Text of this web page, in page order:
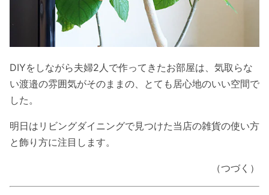
DIYをしながら夫婦2人で作ってきたお部屋は、気取らな
い渡邉の雰囲気がそのままの、とても居心地のいい空間で
した。
明日はリビングダイニングで見つけた当店の雑貨の使い方
と飾り方に注目します。
（つづく）